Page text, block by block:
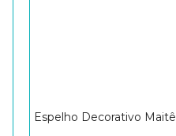
Espelho Decorativo Maitê